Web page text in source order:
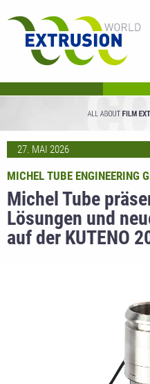
27. MAI 2026
Michel Tube
Lösungen und
auf der KUTENO
MICHEL TUBE ENGINEERING